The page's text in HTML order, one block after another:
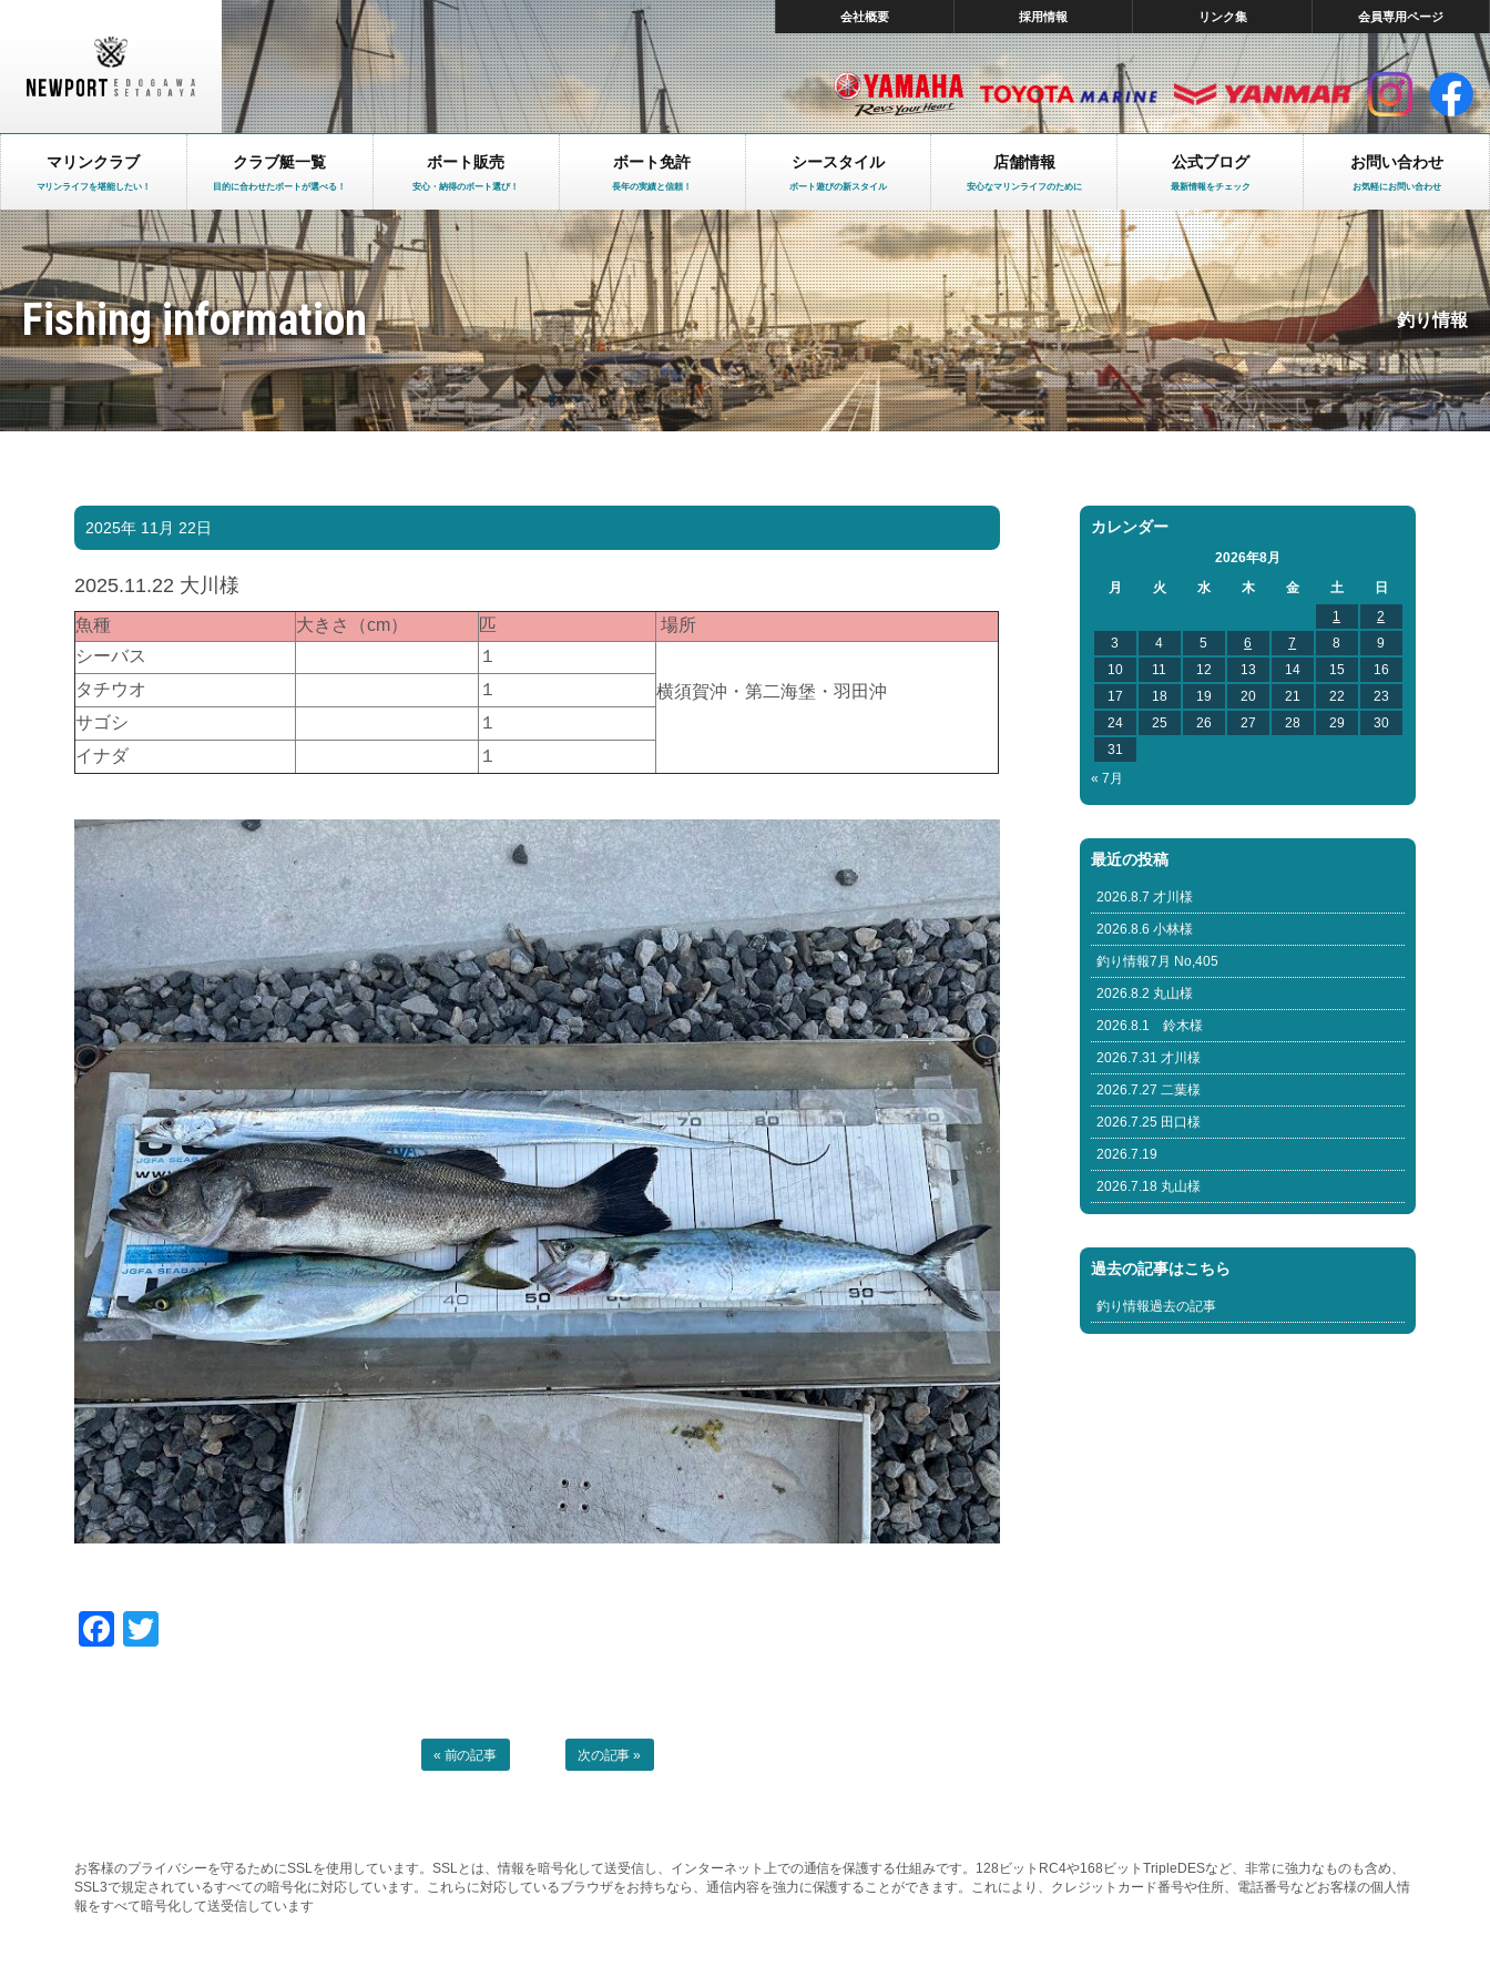
会社概要 採用情報 リンク集 会員専用ページ
マリンクラブ
マリンライフを堪能したい！
クラブ艇一覧
目的に合わせたボートが選べる！
ボート販売
安心・納得のボート選び！
ボート免許
長年の実績と信頼！
シースタイル
ボート遊びの新スタイル
店舗情報
安心なマリンライフのために
公式ブログ
最新情報をチェック
お問い合わせ
お気軽にお問い合わせ
Fishing information 釣り情報
2025年 11月 22日
2025.11.22 大川様
魚種 大きさ（cm） 匹
場所
シーバス
１
横須賀沖・第二海堡・羽田沖
タチウオ
１
サゴシ
１
イナダ
１
Facebook
« 前の記事 次の記事 »
カレンダー
2026年8月
月
火 水 木 金 土
日
1
2
3
4 5 6 7 8
9
10
11 12 13 14 15
16
17
18 19 20 21 22
23
24
25 26 27 28 29
30
31
« 7月
最近の投稿
2026.8.7 才川様
2026.8.6 小林様
釣り情報7月 No,405
2026.8.2 丸山様
2026.8.1 鈴木様
2026.7.31 才川様
2026.7.27 二葉様
2026.7.25 田口様
2026.7.19
2026.7.18 丸山様
過去の記事はこちら
釣り情報過去の記事
お客様のプライバシーを守るためにSSLを使用しています。SSLとは、情報を暗号化して送受信し、インターネット上での通信を保護する仕組みです。128ビットRC4や168ビットTripleDESなど、非常に強力なものも含め、
SSL3で規定されているすべての暗号化に対応しています。これらに対応しているブラウザをお持ちなら、通信内容を強力に保護することができます。これにより、クレジットカード番号や住所、電話番号などお客様の個人情
報をすべて暗号化して送受信しています